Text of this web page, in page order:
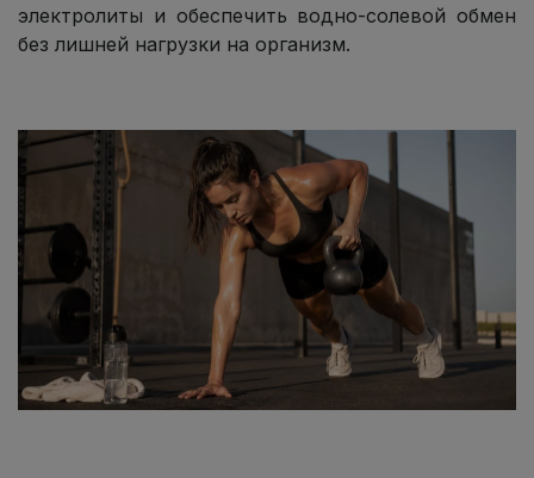
электролиты и обеспечить водно-солевой обмен
без лишней нагрузки на организм.